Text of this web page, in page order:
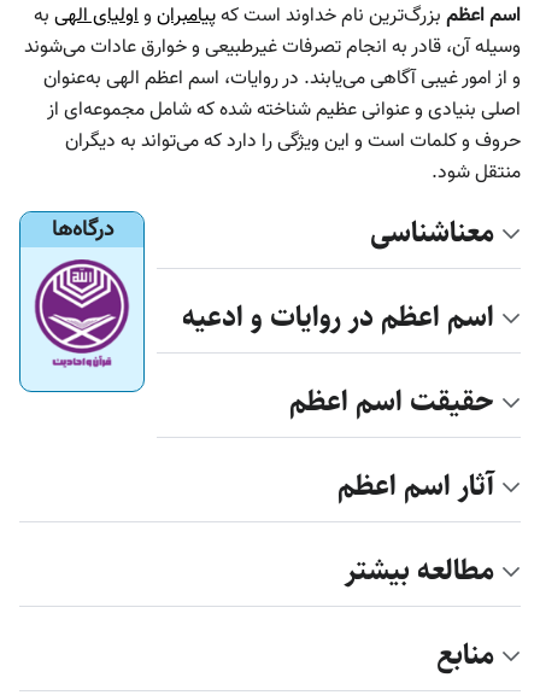
اسم اعظم بزرگ‌ترین نام خداوند است کهپیامبران واولیای الهی به
وسیله آن، قادر به انجام تصرفات غیرطبیعی و خوارق عادات می‌شوند
و از امور غیبی آگاهی می‌یابند. در روایات، اسم اعظم الهی به‌عنوان
اصلی بنیادی و عنوانی عظیم شناخته شده که شامل مجموعه‌ای از
حروف و کلمات است و این ویژگی را دارد که می‌تواند به دیگران
منتقل شود.
درگاه‌ها
معناشناسی
اسم اعظم در روایات و ادعیه
حقیقت اسم اعظم
آثار اسم اعظم
مطالعه بیشتر
منابع